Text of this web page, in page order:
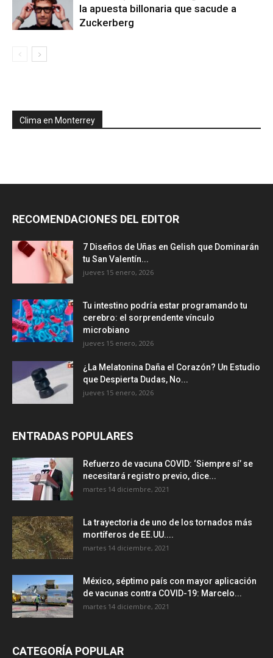
la apuesta billonaria que sacude a
Zuckerberg
Clima en Monterrey
RECOMENDACIONES DEL EDITOR
7 Diseños de Uñas en Gelish que Dominarán
tu San Valentín...
jueves 15 enero, 2026
Tu intestino podría estar programando tu
cerebro: el sorprendente vínculo
microbiano
jueves 15 enero, 2026
¿La Melatonina Daña el Corazón? Un Estudio
que Despierta Dudas, No...
jueves 15 enero, 2026
ENTRADAS POPULARES
Refuerzo de vacuna COVID: ‘Siempre sí’ se
necesitará registro previo, dice...
martes 14 diciembre, 2021
La trayectoria de uno de los tornados más
mortíferos de EE.UU....
martes 14 diciembre, 2021
México, séptimo país con mayor aplicación
de vacunas contra COVID-19: Marcelo...
martes 14 diciembre, 2021
CATEGORÍA POPULAR